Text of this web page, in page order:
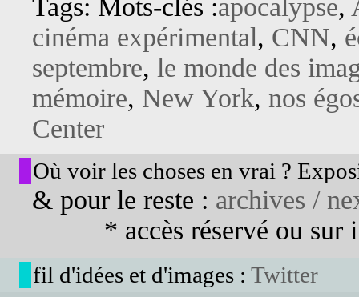
Tags: Mots-clés :apocalypse,
cinéma expérimental, CNN,
septembre, le monde des
mémoire, New York, nos
Center
Où voir les choses en vrai ?
& pour le reste : archives /
* accès réservé ou sur
fil d'idées et d'images : Twitter